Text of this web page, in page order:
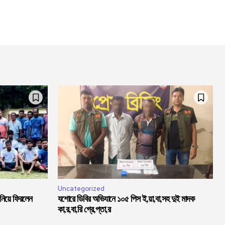
ফিরলেন
Uncategorized
যশোরে ডিবির অভিযানে ১০৫ পিস ই,য়া,বা,সহ দুই মাদক
কা,র,বা,রি গ্রে,প্তা,র